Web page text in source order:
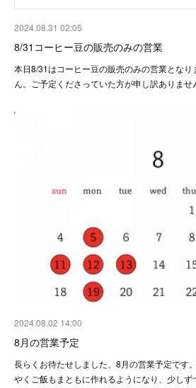
2024.08.31 02:05
8/31コーヒー豆の販売のみの営業
本日8/31はコーヒー豆の販売のみの営業とな
ん。ご予定くださっていた方が申し訳ありま
2024.08.02 14:00
8月の営業予定
長らくお待たせしました、8月の営業予定です
やくご飯もまともに作れるようになり、少し